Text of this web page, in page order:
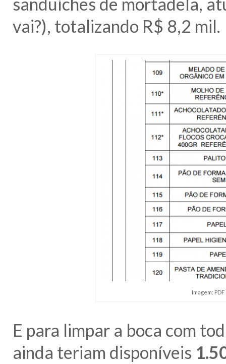
vai?), totalizando R$ 8,2 mil.
Imagem:
E para limpar a boca com
ainda teriam disponíveis